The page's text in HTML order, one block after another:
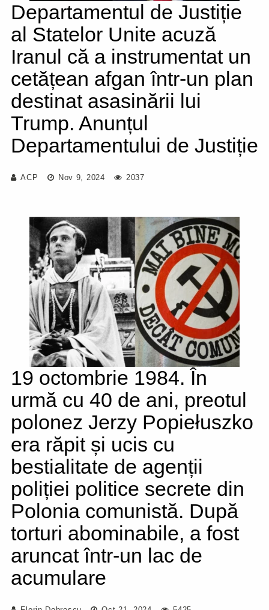
Departamentul de Justiție
al Statelor Unite acuză
Iranul că a instrumentat un
cetățean afgan într-un plan
destinat asasinării lui
Trump. Anunțul
Departamentului de Justiție
ACP Nov 9, 2024 2037
19 octombrie 1984. În
urmă cu 40 de ani, preotul
polonez Jerzy Popiełuszko
era răpit și ucis cu
bestialitate de agenții
poliției politice secrete din
Polonia comunistă. După
torturi abominabile, a fost
aruncat într-un lac de
acumulare